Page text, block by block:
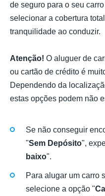
de seguro para o seu
selecionar a cobertura
tranquilidade ao conduzir.
Atenção! O aluguer de
ou cartão de crédito é
Dependendo da
estas opções podem não
Se não conseguir
"Sem Depósito",
baixo".
Para alugar um carro
selecione a opção "